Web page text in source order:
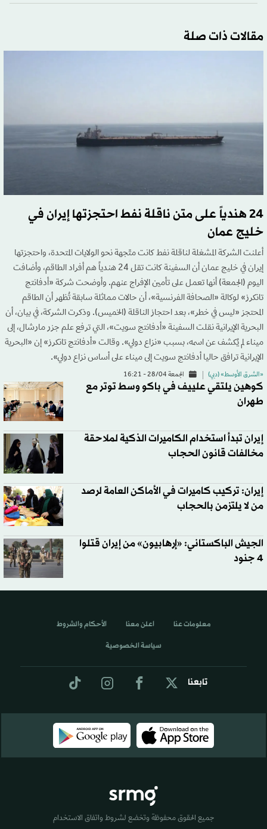
مقالات ذات صلة
24 هندياً على متن ناقلة نفط احتجزتها إيران في
خليج عمان
أعلنت الشركة المشغلة لناقلة نفط كانت متّجهة نحو الولايات المتحدة، واحتجزتها
إيران في خليج عمان أن السفينة كانت تقل 24 هندياً هم أفراد الطاقم، وأضافت
اليوم (الجمعة) أنها تعمل على تأمين الإفراج عنهم. وأوضحت شركة «أدفانتج
تانكرز» لوكالة «الصحافة الفرنسية»، أن حالات مماثلة سابقة تُظهر أن الطاقم
المحتجز «ليس في خطر»، بعد احتجاز الناقلة (الخميس). وذكرت الشركة، في بيان، أن
البحرية الإيرانية نقلت السفينة «أدفانتج سويت»، التي ترفع علم جزر مارشال، إلى
ميناء لم يُكشف عن اسمه، بسبب «نزاع دولي». وقالت «أدفانتج تانكرز» إن «البحرية
الإيرانية ترافق حاليا أدفانتج سويت إلى ميناء على أساس نزاع دولي».
«الشرق الأوسط» (دبي) الجمعة 28/04 - 16:21
كوهين يلتقي علييف في باكو وسط توتر مع
طهران
إيران تبدأ استخدام الكاميرات الذكية لملاحقة
مخالفات قانون الحجاب
إيران: تركيب كاميرات في الأماكن العامة لرصد
من لا يلتزمن بالحجاب
الجيش الباكستاني: «إرهابيون» من إيران قتلوا
4 جنود
تابعنا
معلومات عنا اعلن معنا الأحكام والشروط
سياسة الخصوصية
جميع الحقوق محفوظة وتخضع لشروط واتفاق الاستخدام